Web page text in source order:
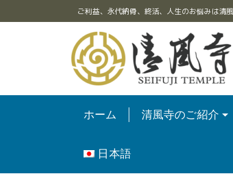
ご利益、永代納骨、終活、人生のお悩みは
ホーム 清風寺のご紹介
日本語